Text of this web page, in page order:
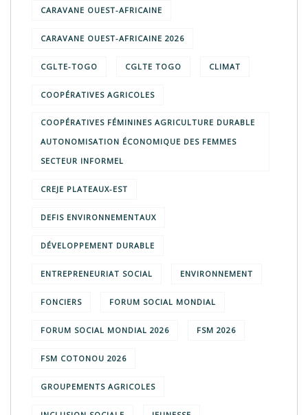
CARAVANE OUEST-AFRICAINE
CARAVANE OUEST-AFRICAINE 2026
CGLTE-TOGO CGLTE TOGO CLIMAT
COOPÉRATIVES AGRICOLES
COOPÉRATIVES FÉMININES AGRICULTURE DURABLE
AUTONOMISATION ÉCONOMIQUE DES FEMMES
SECTEUR INFORMEL
CREJE PLATEAUX-EST
DEFIS ENVIRONNEMENTAUX
DÉVELOPPEMENT DURABLE
ENTREPRENEURIAT SOCIAL ENVIRONNEMENT
FONCIERS FORUM SOCIAL MONDIAL
FORUM SOCIAL MONDIAL 2026 FSM 2026
FSM COTONOU 2026
GROUPEMENTS AGRICOLES